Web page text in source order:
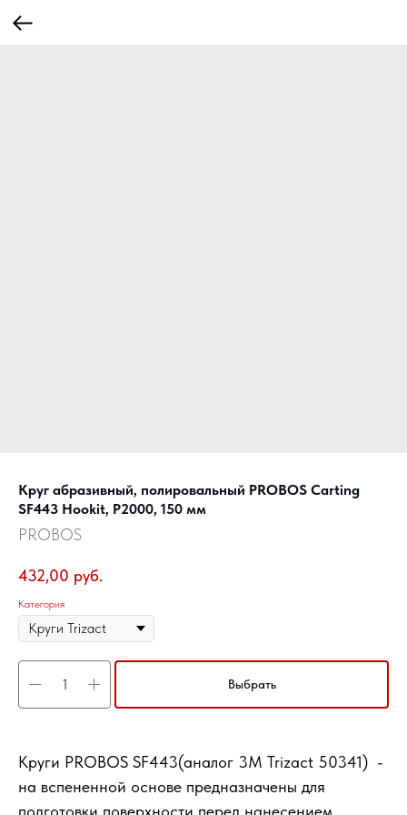
Круг абразивный, полировальный PROBOS Carting
SF443 Hookit, P2000, 150 мм
PROBOS
432,00 руб.
Категория
Выбрать
Круги PROBOS SF443(аналог 3М Trizact 50341) -
на вспененной основе предназначены для